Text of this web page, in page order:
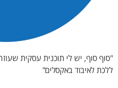
"סוף סוף, יש לי תוכנית עסקית
ללכתלאיבוד באקסלים"